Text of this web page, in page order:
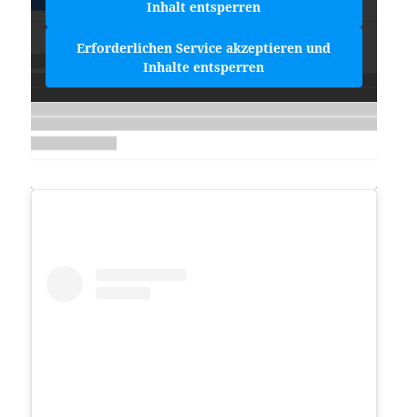
Inhalt entsperren
Erforderlichen Service akzeptieren und
Inhalte entsperren